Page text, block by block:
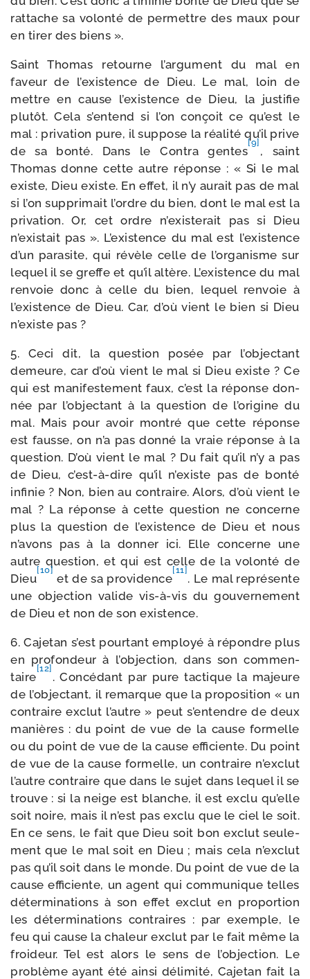
rat­tache sa volon­té de per­mettre des maux pour
en tirer des biens ».
Saint Thomas retourne l’argument du mal en
faveur de l’existence de Dieu. Le mal, loin de
mettre en cause l’existence de Dieu, la jus­ti­fie
plu­tôt. Cela s’entend si l’on conçoit ce qu’est le
mal : pri­va­tion pure, il sup­pose la réa­li­té qu’il prive
de sa bon­té. Dans le Contra gentes
[9]
, saint
Thomas donne cette autre réponse : « Si le mal
existe, Dieu existe. En effet, il n’y aurait pas de mal
si l’on sup­pri­mait l’ordre du bien, dont le mal est la
pri­va­tion. Or, cet ordre n’existerait pas si Dieu
n’existait pas ». L’existence du mal est l’existence
d’un para­site, qui révèle celle de l’organisme sur
lequel il se greffe et qu’il altère. L’existence du mal
ren­voie donc à celle du bien, lequel ren­voie à
l’existence de Dieu. Car, d’où vient le bien si Dieu
n’existe pas ?
5. Ceci dit, la ques­tion posée par l’objectant
demeure, car d’où vient le mal si Dieu existe ? Ce
qui est mani­fes­te­ment faux, c’est la réponse don­
née par l’objectant à la ques­tion de l’origine du
mal. Mais pour avoir mon­tré que cette réponse
est fausse, on n’a pas don­né la vraie réponse à la
ques­tion. D’où vient le mal ? Du fait qu’il n’y a pas
de Dieu, c’est-à-dire qu’il n’existe pas de bon­té
infi­nie ? Non, bien au contraire. Alors, d’où vient le
mal ? La réponse à cette ques­tion ne concerne
plus la ques­tion de l’existence de Dieu et nous
n’avons pas à la don­ner ici. Elle concerne une
autre ques­tion, et qui est celle de la volon­té de
Dieu
[10]
et de sa pro­vi­dence
[11]
. Le mal repré­sente
une objec­tion valide vis-​à-​vis du gou­ver­ne­ment
de Dieu et non de son existence.
6. Cajetan s’est pour­tant employé à répondre plus
en pro­fon­deur à l’objection, dans son com­men­
taire
[12]
. Concédant par pure tac­tique la majeure
de l’objectant, il remarque que la pro­po­si­tion « un
contraire exclut l’autre » peut s’entendre de deux
manières : du point de vue de la cause for­melle
ou du point de vue de la cause effi­ciente. Du point
de vue de la cause for­melle, un contraire n’exclut
l’autre contraire que dans le sujet dans lequel il se
trouve : si la neige est blanche, il est exclu qu’elle
soit noire, mais il n’est pas exclu que le ciel le soit.
En ce sens, le fait que Dieu soit bon exclut seule­
ment que le mal soit en Dieu ; mais cela n’exclut
pas qu’il soit dans le monde. Du point de vue de la
cause effi­ciente, un agent qui com­mu­nique telles
déter­mi­na­tions à son effet exclut en pro­por­tion
les déter­mi­na­tions contraires : par exemple, le
feu qui cause la cha­leur exclut par le fait même la
froi­deur. Tel est alors le sens de l’objection. Le
pro­blème ayant été ain­si déli­mi­té, Cajetan fait la